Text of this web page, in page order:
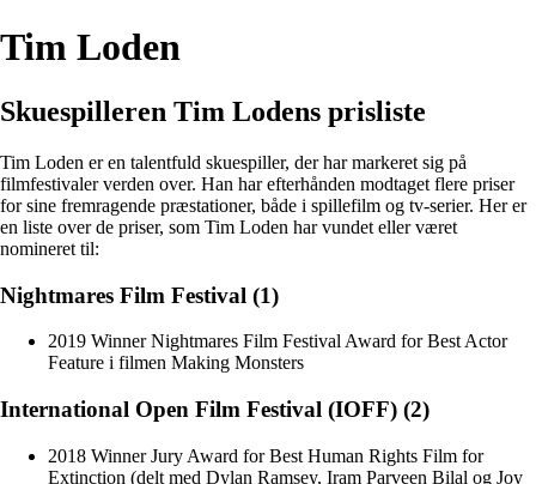
Tim Loden
Skuespilleren Tim Lodens prisliste
Tim Loden er en talentfuld skuespiller, der har markeret sig på
filmfestivaler verden over. Han har efterhånden modtaget flere priser
for sine fremragende præstationer, både i spillefilm og tv-serier. Her er
en liste over de priser, som Tim Loden har vundet eller været
nomineret til:
Nightmares Film Festival (1)
2019 Winner Nightmares Film Festival Award for Best Actor
Feature i filmen Making Monsters
International Open Film Festival (IOFF) (2)
2018 Winner Jury Award for Best Human Rights Film for
Extinction (delt med Dylan Ramsey, Iram Parveen Bilal og Joy